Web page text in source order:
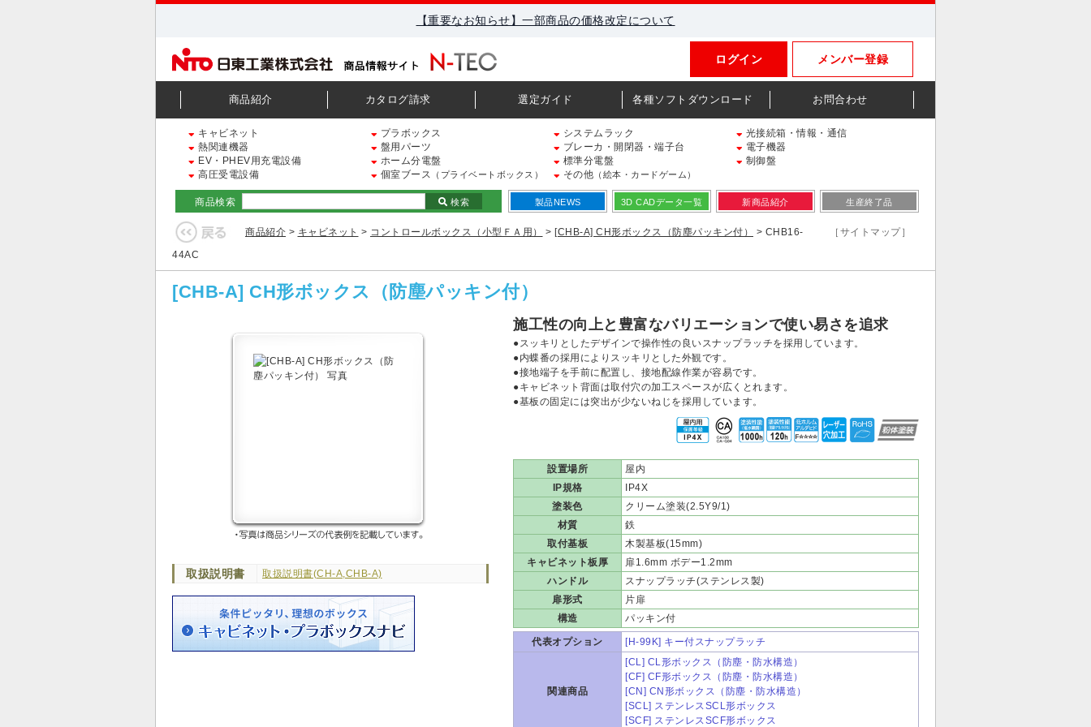
【重要なお知らせ】一部商品の価格改定について
メンバー登録
ログイン
商品紹介 カタログ請求 選定ガイド 各種ソフトダウンロード お問合わせ
キャビネット プラボックス システムラック
光接続箱・情報・通信
熱関連機器
盤用パーツ ブレーカ・開閉器・端子台
電子機器
EV・PHEV用充電設備
ホーム分電盤 標準分電盤
制御盤
高圧受電設備
個室ブース （プライベートボックス） その他 （絵本・カードゲーム）
商品検索 検索 製品NEWS 3D CADデータ一覧 新商品紹介 生産終了品
商品紹介 > キャビネット > コントロールボックス（小型ＦＡ用） > [CHB-A] CH形ボックス（防塵パッキン付）
> CHB16-
44AC
［サイトマップ］
[CHB-A] CH形ボックス（防塵パッキン付）
取扱説明書 取扱説明書(CH-A,CHB-A)
施工性の向上と豊富なバリエーションで使い易さを追求
●スッキリとしたデザインで操作性の良いスナップラッチを採用しています。
●内蝶番の採用によりスッキリとした外観です。
●接地端子を手前に配置し、接地配線作業が容易です。
●キャビネット背面は取付穴の加工スペースが広くとれます。
●基板の固定には突出が少ないねじを採用しています。
設置場所
屋内
IP規格
IP4X
塗装色
クリーム塗装(2.5Y9/1)
材質
鉄
取付基板
木製基板(15mm)
キャビネット板厚
扉1.6mm ボデー1.2mm
ハンドル
スナップラッチ(ステンレス製)
扉形式
片扉
構造
パッキン付
代表オプション [H-99K] キー付スナップラッチ
関連商品
[CL] CL形ボックス（防塵・防水構造）
[CF] CF形ボックス（防塵・防水構造）
[CN] CN形ボックス（防塵・防水構造）
[SCL] ステンレスSCL形ボックス
[SCF] ステンレスSCF形ボックス